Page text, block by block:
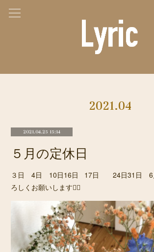
2021.04
2021.04.25 15:14
５月の定休日
３日 4日 10日16日 17日 24日31日 6
ろしくお願いします🙇‍♀️